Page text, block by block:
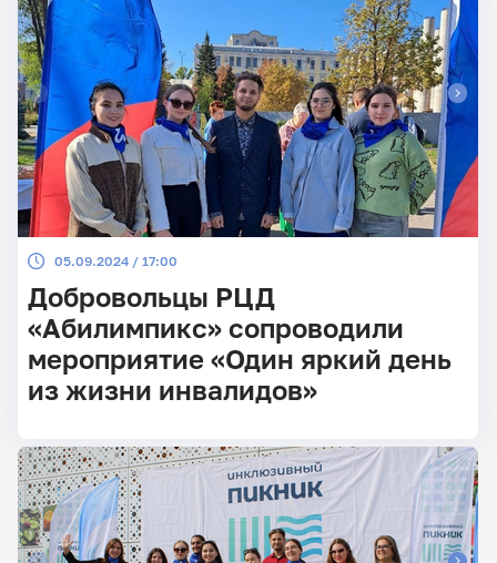
завтра» с участием обучающихся с
инвалидностью.
05.09.2024 / 17:00
Добровольцы РЦД
«Абилимпикс» сопроводили
мероприятие «Один яркий день
из жизни инвалидов»